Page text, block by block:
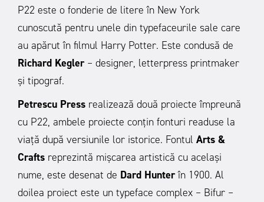
P22 este o fonderie de litere în New York
cunoscută pentru unele din typefaceurile sale care
au apărut în filmul Harry Potter. Este condusă de
Richard Kegler – designer, letterpress printmaker
și tipograf.
Petrescu Press realizează două proiecte împreună
cu P22, ambele proiecte conțin fonturi readuse la
viață după versiunile lor istorice. Fontul Arts &
Crafts reprezintă mișcarea artistică cu același
nume, este desenat de Dard Hunterîn 1900. Al
doilea proiect este un typeface complex – Bifur –